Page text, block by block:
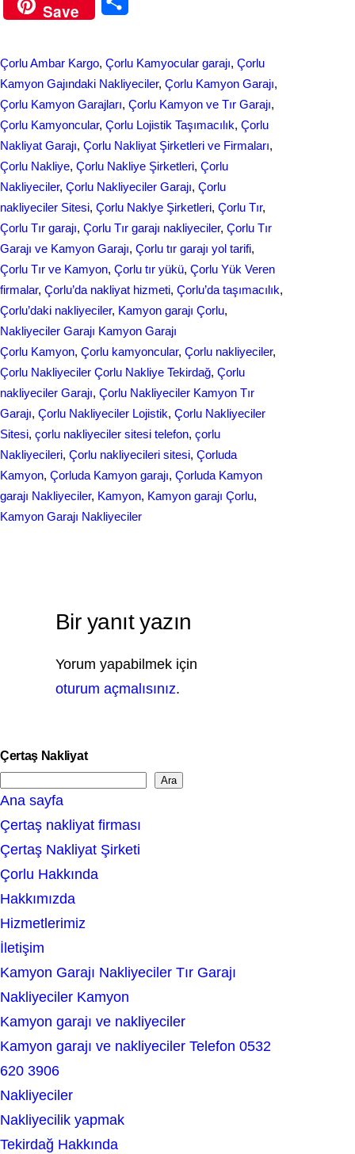
c
o
o
k
n
d
I
n
Save
r
e
Çorlu Ambar Kargo, Çorlu Kamyocular garajı, Çorlu
Kamyon Gajındaki Nakliyeciler, Çorlu Kamyon Garajı
Çorlu Kamyon Garajları, Çorlu Kamyon ve Tır Garajı
Çorlu Kamyoncular, Çorlu Lojistik Taşımacılık, Çorlu
Nakliyat Garajı, Çorlu Nakliyat Şirketleri ve Firmaları
Çorlu Nakliye, Çorlu Nakliye Şirketleri, Çorlu
Nakliyeciler, Çorlu Nakliyeciler Garajı, Çorlu
nakliyeciler Sitesi, Çorlu Naklye Şirketleri, Çorlu Tır
Çorlu Tır garajı, Çorlu Tır garajı nakliyeciler, Çorlu Tır
Garajı ve Kamyon Garajı, Çorlu tır garajı yol tarifi
Çorlu Tır ve Kamyon, Çorlu tır yükü, Çorlu Yük Veren
firmalar, Çorlu’da nakliyat hizmeti, Çorlu’da taşımacılık
Çorlu’daki nakliyeciler, Kamyon garajı Çorlu
Nakliyeciler Garajı Kamyon Garajı
Çorlu Kamyon, Çorlu kamyoncular, Çorlu nakliyeciler
Çorlu Nakliyeciler Çorlu Nakliye Tekirdağ, Çorlu
nakliyeciler Garajı, Çorlu Nakliyeciler Kamyon Tır
Garajı, Çorlu Nakliyeciler Lojistik, Çorlu Nakliyeciler
Sitesi, çorlu nakliyeciler sitesi telefon, çorlu
Nakliyecileri, Çorlu nakliyecileri sitesi, Çorluda
Kamyon, Çorluda Kamyon garajı, Çorluda Kamyon
garajı Nakliyeciler, Kamyon, Kamyon garajı Çorlu
Kamyon Garajı Nakliyeciler
Bir yanıt yazın
Yorum yapabilmek için
oturum açmalısınız.
Çertaş Nakliyat
e
a
r
c
h
Ara
Ana sayfa
Çertaş nakliyat firması
Çertaş Nakliyat Şirketi
Çorlu Hakkında
Hakkımızda
Hizmetlerimiz
İletişim
Kamyon Garajı Nakliyeciler Tır Garajı
Nakliyeciler Kamyon
Kamyon garajı ve nakliyeciler
Kamyon garajı ve nakliyeciler Telefon 0532
620 3906
Nakliyeciler
Nakliyecilik yapmak
Tekirdağ Hakkında